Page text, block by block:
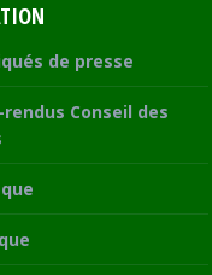
de presse
Conseil des